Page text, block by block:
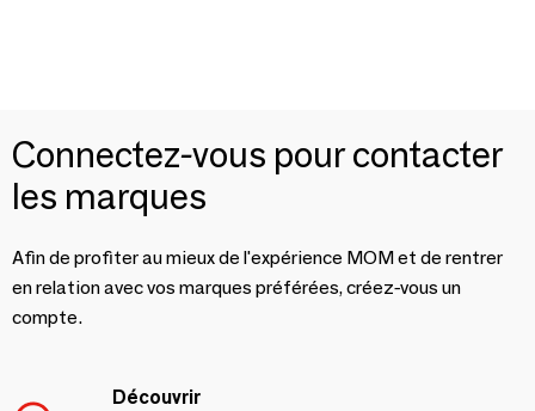
Connectez-vous pour contacter
les marques
Afin de profiter au mieux de l'expérience MOM et de rentrer
en relation avec vos marques préférées, créez-vous un
compte.
Découvrir